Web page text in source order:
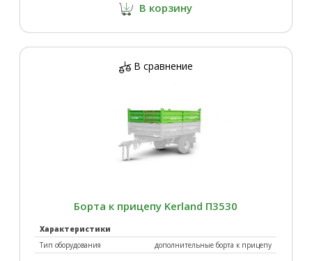
В корзину
В сравнение
Борта к прицепу Kerland П3530
Характеристики
Тип оборудования
дополнительные борта к прицепу